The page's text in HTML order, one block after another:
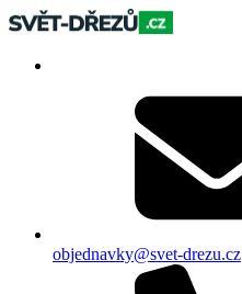
objednavky@svet-drezu.cz